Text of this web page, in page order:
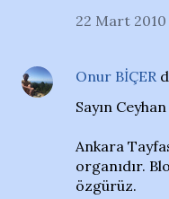
22 Mart 2010
Onur BİÇER
Sayın
Ankara
organıdır.
özgürüz.